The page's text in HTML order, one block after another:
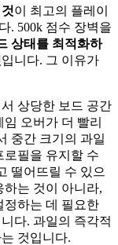
이 최고의 플레이
. 500k 점수 장벽을
상태를 최적화하
입니다. 그 이유가
상당한 보드 공간
오버가 더 빨리
중간 크기의 과일
로필을 유지할 수
떨어뜨릴 수 있으
하는 것이 아니라,
정하는 데 필요한
다. 과일의 즉각적
것입니다.